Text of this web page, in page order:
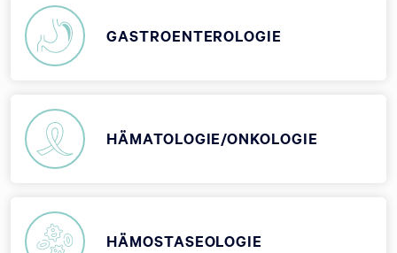
GASTROENTEROLOGIE
HÄMATOLOGIE/ONKOLOGIE
HÄMOSTASEOLOGIE